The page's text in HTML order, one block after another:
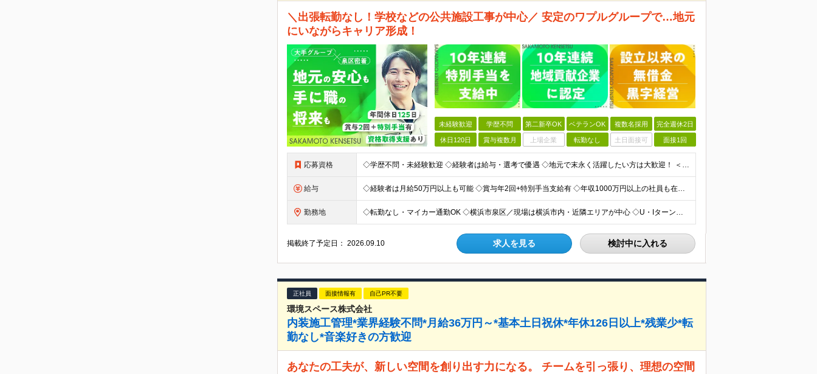
＼出張転勤なし！学校などの公共施設工事が中心／ 安定のワプルグループで…地元
にいながらキャリア形成！
未経験歓迎 学歴不問 第二新卒OK ベテランOK 複数名採用 完全週休2日
休日120日 賞与複数月 上場企業 転勤なし 土日面接可 面接1回
応募資格 ◇学歴不問・未経験歓迎 ◇経験者は給与・選考で優遇 ◇地元で末永く活躍したい方は大歓迎！ ＜歓迎する経験・資格＞ ・建築施工管理の実務経験をお持ちの方 ・建築施工管理技士（1級・2級）の資格をお持ち
給与 ◇経験者は月給50万円以上も可能 ◇賞与年2回+特別手当支給有 ◇年収1000万円以上の社員も在籍中 ＼未経験者の場合／ 月給25万円～35万円＋賞与年2回＋決算賞与 ＼豊かな経験をお持ちの場合／
勤務地 ◇転勤なし・マイカー通勤OK ◇横浜市泉区／現場は横浜市内・近隣エリアが中心 ◇U・Iターン歓迎 ■神奈川県横浜市泉区中田西3-27-38 └横浜市営地下鉄ブルーライン「立場駅」
掲載終了予定日：2026.09.10 求人を見る 検討中に入れる
正社員 面接情報有 自己PR不要
環境スペース株式会社
内装施工管理*業界経験不問*月給36万円～*基本土日祝休*年休126日以上*残業少*転
勤なし*音楽好きの方歓迎
あなたの工夫が、新しい空間を創り出す力になる。 チームを引っ張り、理想の空間